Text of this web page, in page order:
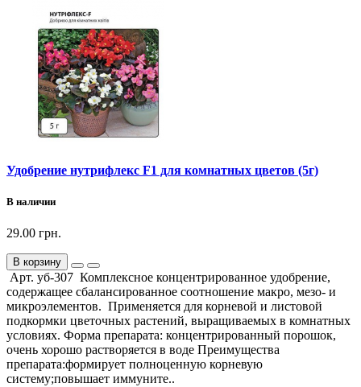
Удобрение нутрифлекс F1 для комнатных цветов (5г)
В наличии
29.00 грн.
В корзину
Арт. уб-307 Комплексное концентрированное удобрение,
содержащее сбалансированное соотношение макро, мезо- и
микроэлементов. Применяется для корневой и листовой
подкормки цветочных растений, выращиваемых в комнатных
условиях. Форма препарата: концентрированный порошок,
очень хорошо растворяется в воде Преимущества
препарата:формирует полноценную корневую
систему;повышает иммуните..